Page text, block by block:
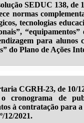
SEDUC 138, de
normas
tecnologias
“equipamentos”
para alunos
do Plano de Ações
CGRH-23, de 10/
cronograma de
à contratação para
12/2021.